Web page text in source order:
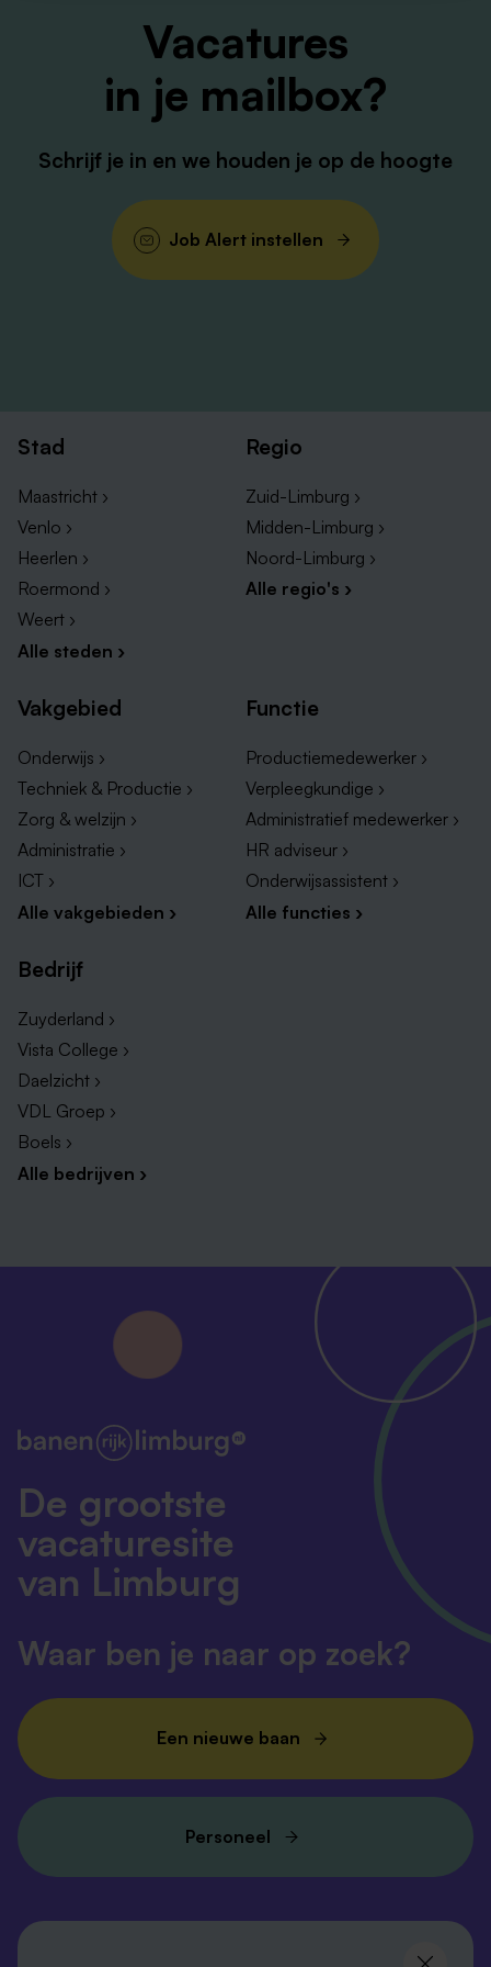
Vacatures
in je mailbox?
Schrijf je in en we houden je op de hoogte
Job Alert instellen
Stad
Maastricht ›
Venlo ›
Heerlen ›
Roermond ›
Weert ›
Alle steden ›
Regio
Zuid-Limburg ›
Midden-Limburg ›
Noord-Limburg ›
Alle regio's ›
Vakgebied
Onderwijs ›
Techniek & Productie ›
Zorg & welzijn ›
Administratie ›
ICT ›
Alle vakgebieden ›
Functie
Productiemedewerker ›
Verpleegkundige ›
Administratief medewerker ›
HR adviseur ›
Onderwijsassistent ›
Alle functies ›
Bedrijf
Zuyderland ›
Vista College ›
Daelzicht ›
VDL Groep ›
Boels ›
Alle bedrijven ›
De grootste
vacaturesite
van Limburg
Waar ben je naar op zoek?
Een nieuwe baan
Personeel